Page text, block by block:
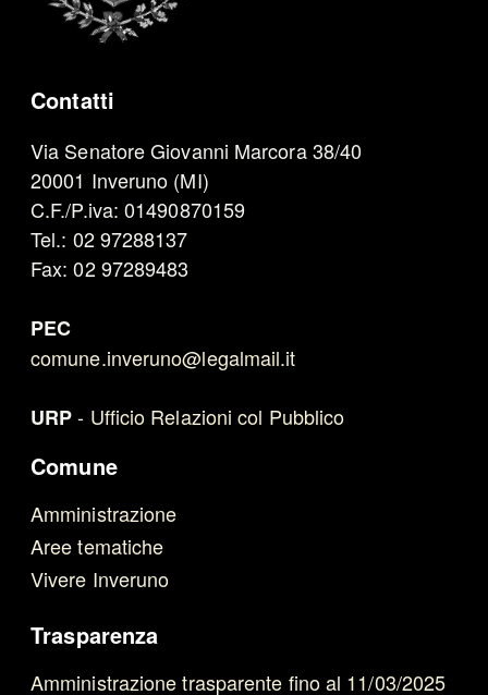
Contatti
Via Senatore Giovanni Marcora 38/40
20001 Inveruno (MI)
C.F./P.iva: 01490870159
Tel.: 02 97288137
Fax: 02 97289483
PEC
comune.inveruno@legalmail.it
URP- Ufficio Relazioni col Pubblico
Comune
Amministrazione
Aree tematiche
Vivere Inveruno
Trasparenza
Amministrazione trasparente fino al 11/03/2025